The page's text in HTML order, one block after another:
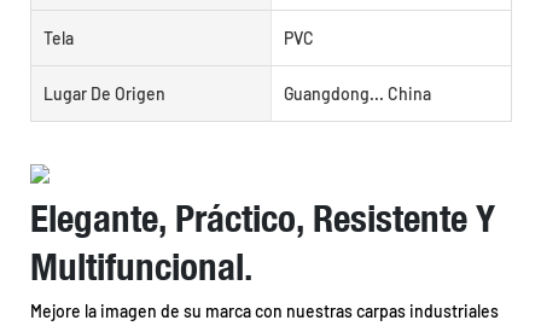
Tela PVC
Lugar De Origen Guangdong... China
Elegante, Práctico, Resistente Y
Multifuncional.
Mejore la imagen de su marca con nuestras carpas industriales